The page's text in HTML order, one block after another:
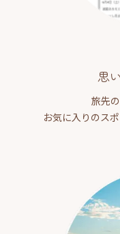
思
旅先
お気に入りのス